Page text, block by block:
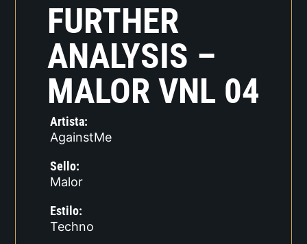
FURTHER
ANALYSIS –
MALOR VNL 04
Artista:
AgainstMe
Sello:
Malor
Estilo:
Techno